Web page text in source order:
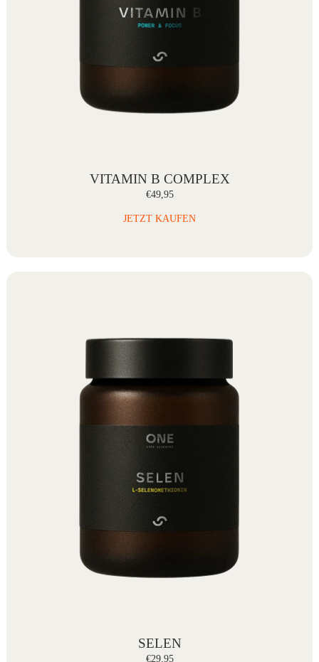
VITAMIN B COMPLEX
€49,95
JETZT KAUFEN
SELEN
€29,95